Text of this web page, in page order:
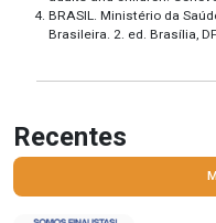
BRASIL. Ministério da
Brasileira. 2. ed. Brasília,
Recentes